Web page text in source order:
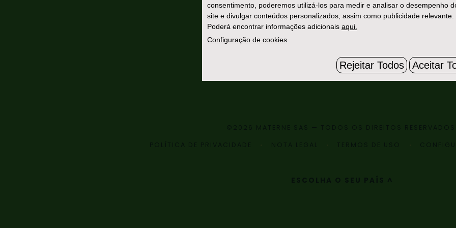
consentimento, poderemos utilizá-los para medir e analisar o desempenho
site e divulgar conteúdos personalizados, assim como publicidade relevante.
Poderá encontrar informações adicionais aqui.
Configuração de cookies
Rejeitar Todos Aceitar